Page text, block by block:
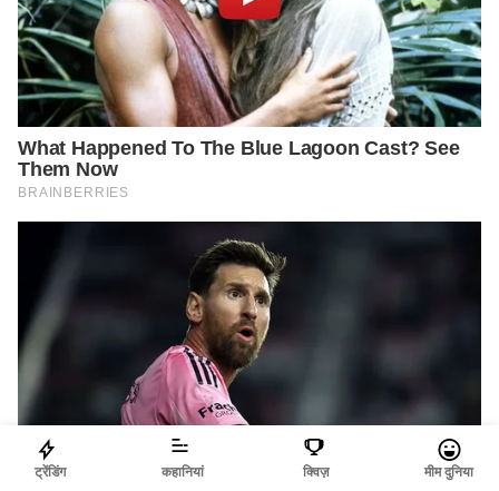
ट्रेंडिंग कहानियां क्विज़ मीम दुनिया